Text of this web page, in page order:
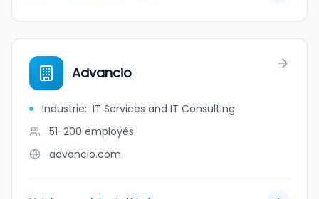
Advancio
Industrie: IT Services and IT Consulting
51-200 employés
advancio.com